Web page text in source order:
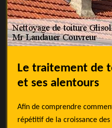
Le traitement de
et ses alentours
Afin de comprendre
répétitif de la croissance des